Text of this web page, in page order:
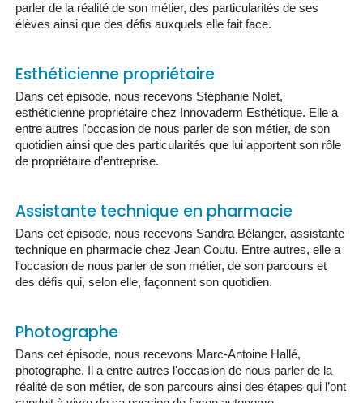
parler de la réalité de son métier, des particularités de ses
élèves ainsi que des défis auxquels elle fait face.
Esthéticienne propriétaire
Dans cet épisode, nous recevons Stéphanie Nolet,
esthéticienne propriétaire chez Innovaderm Esthétique. Elle a
entre autres l'occasion de nous parler de son métier, de son
quotidien ainsi que des particularités que lui apportent son rôle
de propriétaire d’entreprise.
Assistante technique en pharmacie
Dans cet épisode, nous recevons Sandra Bélanger, assistante
technique en pharmacie chez Jean Coutu. Entre autres, elle a
l'occasion de nous parler de son métier, de son parcours et
des défis qui, selon elle, façonnent son quotidien.
Photographe
Dans cet épisode, nous recevons Marc-Antoine Hallé,
photographe. Il a entre autres l'occasion de nous parler de la
réalité de son métier, de son parcours ainsi des étapes qui l’ont